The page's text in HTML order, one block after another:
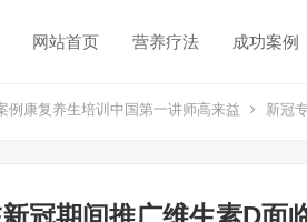
网站首页 营养疗法 成功案例
例康复养生培训中国第一讲师高来益 新冠
冠期间推广维生素D面